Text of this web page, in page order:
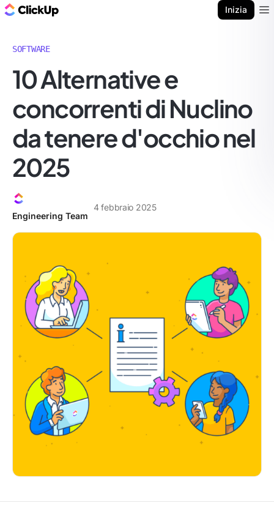
Inizia
SOFTWARE
10 Alternative e
concorrenti di Nuclino
da tenere d'occhio nel
2025
Engineering Team
4 febbraio 2025